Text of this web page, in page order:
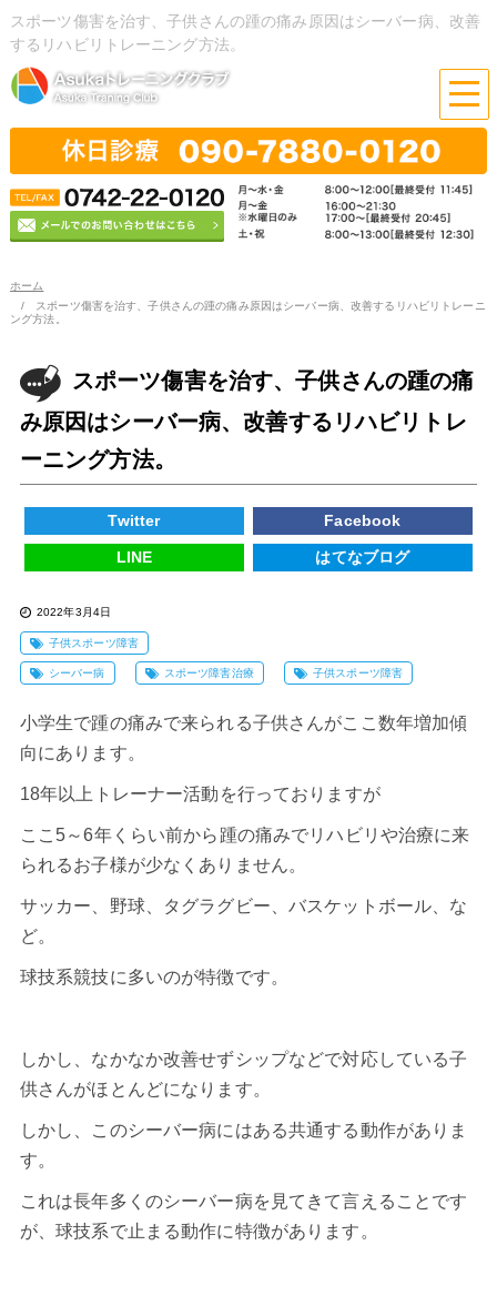
スポーツ傷害を治す、子供さんの踵の痛み原因はシーバー病、改善
するリハビリトレーニング方法。
ホーム
スポーツ傷害を治す、子供さんの踵の痛み原因はシーバー病、改善するリハビリトレーニ
ング方法。
スポーツ傷害を治す、子供さんの踵の痛
み原因はシーバー病、改善するリハビリトレ
ーニング方法。
Twitter Facebook
LINE はてなブログ
2022年3月4日
子供スポーツ障害
シーバー病 スポーツ障害治療 子供スポーツ障害
小学生で踵の痛みで来られる子供さんがここ数年増加傾
向にあります。
18年以上トレーナー活動を行っておりますが
ここ5～6年くらい前から踵の痛みでリハビリや治療に来
られるお子様が少なくありません。
サッカー、野球、タグラグビー、バスケットボール、な
ど。
球技系競技に多いのが特徴です。
しかし、なかなか改善せずシップなどで対応している子
供さんがほとんどになります。
しかし、このシーバー病にはある共通する動作がありま
す。
これは長年多くのシーバー病を見てきて言えることです
が、球技系で止まる動作に特徴があります。